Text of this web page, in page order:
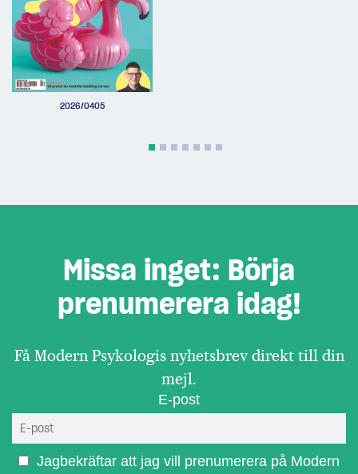
2026/0405
Missa inget: Börja
prenumerera idag!
Få Modern Psykologis nyhetsbrev direkt till din
mejl.
E-post
Jagbekräftar att jag vill prenumerera på Modern